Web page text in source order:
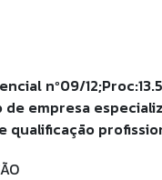
nº09/
empresa
qualificação